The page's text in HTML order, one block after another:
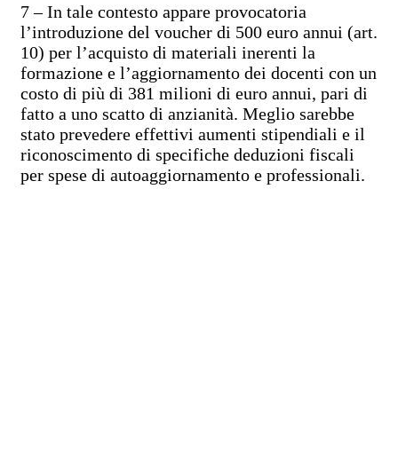
7 – In tale contesto appare provocatoria
l’introduzione del voucher di 500 euro annui (art.
10) per l’acquisto di materiali inerenti la
formazione e l’aggiornamento dei docenti con un
costo di più di 381 milioni di euro annui, pari di
fatto a uno scatto di anzianità. Meglio sarebbe
stato prevedere effettivi aumenti stipendiali e il
riconoscimento di specifiche deduzioni fiscali
per spese di autoaggiornamento e professionali.